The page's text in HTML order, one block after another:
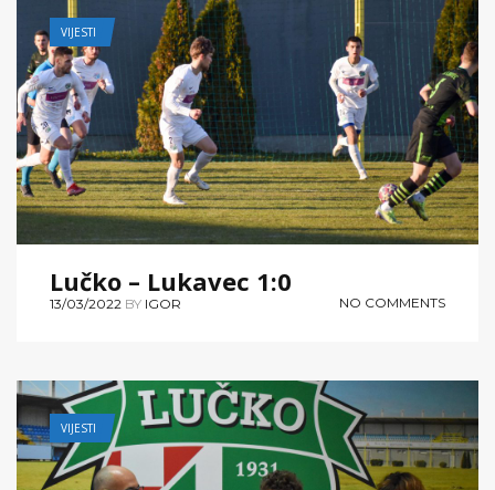
VIJESTI
Lučko – Lukavec 1:0
13/03/2022 BY IGOR NO COMMENTS
VIJESTI